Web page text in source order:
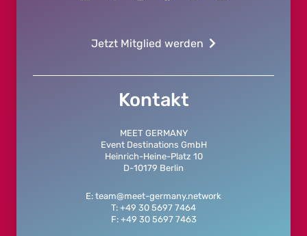
Jetzt Mitglied werden
Kontakt
MEET GERMANY
Event Destinations GmbH
Heinrich-Heine-Platz 10
D-10179 Berlin
E: team@meet-germany.network
T: +49 30 5697 7464
F: +49 30 5697 7463